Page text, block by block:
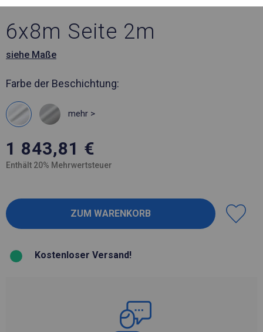
6x8m Seite 2m
siehe Maße
Farbe der Beschichtung:
mehr >
1 843,81 €
Enthält 20% Mehrwertsteuer
Kostenloser Versand!